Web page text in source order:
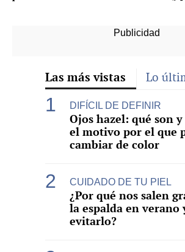
Las más vistas Lo
DIFÍCIL DE DEFINIR
Ojos hazel: qué son y
el motivo por el que
cambiar de color
CUIDADO DE TU PIEL
¿Por qué nos salen
la espalda en verano
evitarlo?